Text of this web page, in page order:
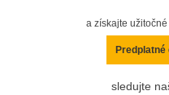
a získajte
sledujte